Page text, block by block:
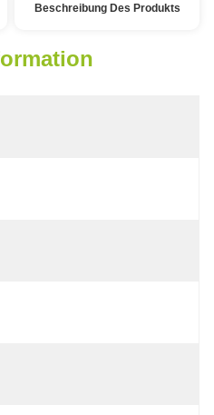
Beschreibung Des Produkts